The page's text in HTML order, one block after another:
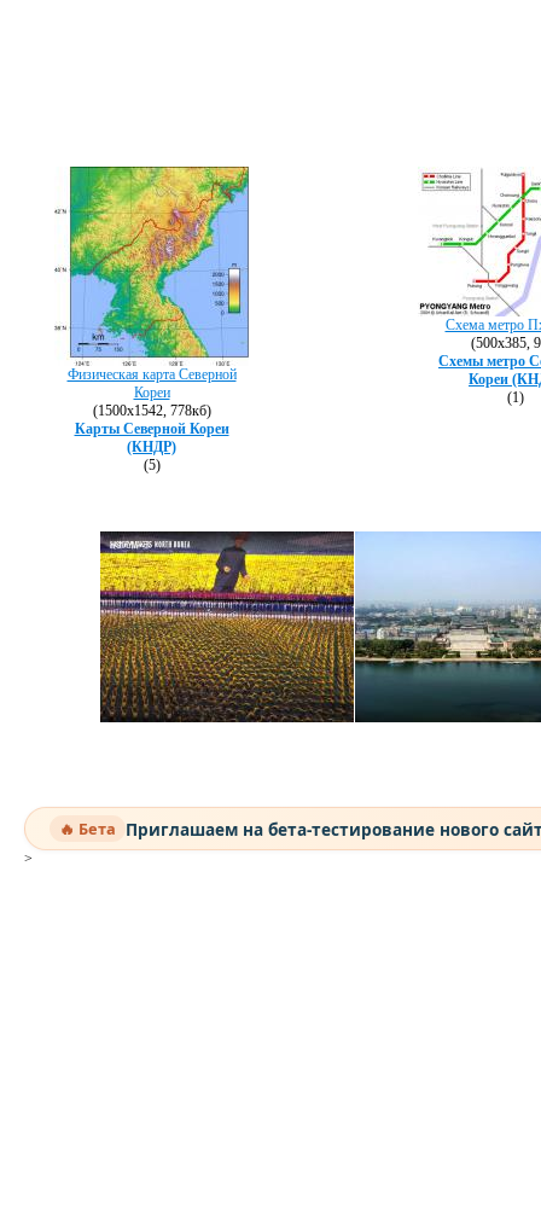
Физическая карта Северной
Кореи
(1500х1542, 778кб)
Карты Северной Кореи
(КНДР)
(5)
Схема метро
(500х385,
Схемы метро
Кореи
(1)
🔥 Бета Приглашаем на бета-тестирование нового
>